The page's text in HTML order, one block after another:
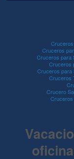
Cruceros
Cruceros para
Cruceros
Cruceros para
Cruceros
Crucero
Cruceros